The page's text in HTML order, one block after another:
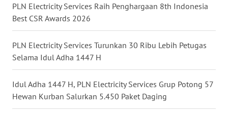
PLN Electricity Services Raih Penghargaan 8th Indonesia
Best CSR Awards 2026
PLN Electricity Services Turunkan 30 Ribu Lebih Petugas
Selama Idul Adha 1447 H
Idul Adha 1447 H, PLN Electricity Services Grup Potong 57
Hewan Kurban Salurkan 5.450 Paket Daging
KALTIM
WN
SULSEL
WN
GORONTALO
WN